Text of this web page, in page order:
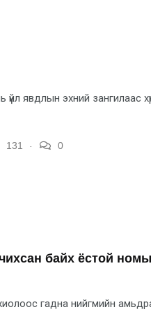
үйл явдлын эхний зангилаас
131 0
байх ёстой
гадна нийгмийн